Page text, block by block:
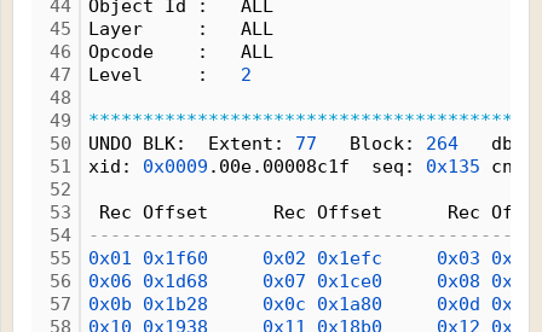
44
45
46
47
48
49
50
51
52
53
54
55
56
57
58
Object Id :   ALL
Layer     :   ALL
Opcode    :   ALL
Level     : 2
***************************************
UNDO BLK:  Extent: 77 Block: 264 dba
xid: 0x0009 .00e.00008c1f  seq: 0x135
Rec Offset      Rec Offset      Rec
0x01
0x1f60 0x02 0x1efc 0x03
0x06
0x1d68 0x07 0x1ce0 0x08
0x0b
0x1b28 0x0c 0x1a80 0x0d
0x10
0x1938 0x11 0x18b0 0x12